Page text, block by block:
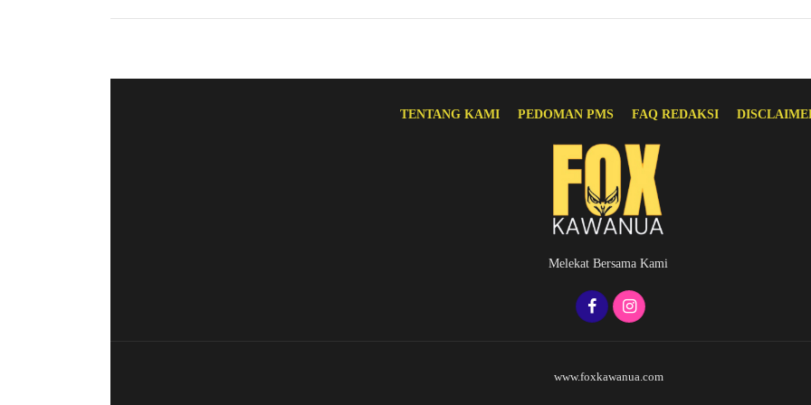
TENTANG KAMI PEDOMAN PMS FAQ REDAKSI
Melekat Bersama Kami
www.foxkawanua.com